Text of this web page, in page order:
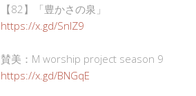
【82】「豊かさの泉」
https://x.gd/SnlZ9
賛美：M worship project season 9
https://x.gd/BNGqE